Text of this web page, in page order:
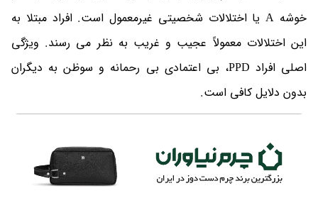
خوشه A یا اختلالات شخصیتی غیرمعمول است. افراد مبتلا به
این اختلالات معمولاً عجیب و غریب به نظر می رسند. ویژگی
اصلی افراد PPD، بی اعتمادی بی رحمانه و سوظن به دیگران
بدون دلایل کافی است.